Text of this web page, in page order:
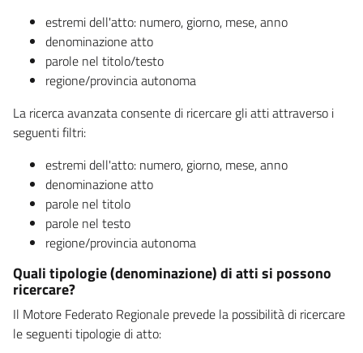
estremi dell'atto: numero, giorno, mese, anno
denominazione atto
parole nel titolo/testo
regione/provincia autonoma
La ricerca avanzata consente di ricercare gli atti attraverso i
seguenti filtri:
estremi dell'atto: numero, giorno, mese, anno
denominazione atto
parole nel titolo
parole nel testo
regione/provincia autonoma
Quali tipologie (denominazione) di atti si possono
ricercare?
Il Motore Federato Regionale prevede la possibilità di ricercare
le seguenti tipologie di atto: